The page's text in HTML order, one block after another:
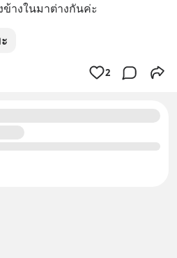
างในมาต่างกันค่ะ
2